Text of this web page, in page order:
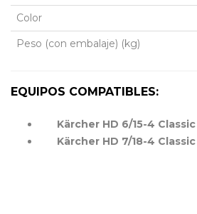
Color
Peso (con embalaje) (kg)
EQUIPOS COMPATIBLES:
Kärcher HD 6/15-4 Classic
Kärcher HD 7/18-4 Classic